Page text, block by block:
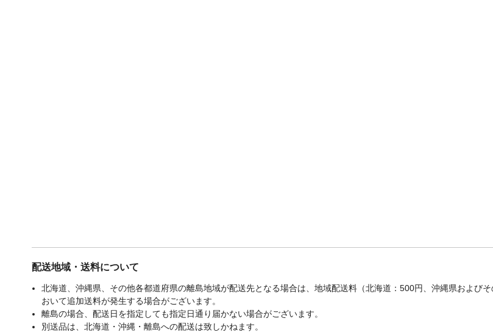
配送地域・送料について
北海道、沖縄県、その他各都道府県の離島地域が配送先となる場合は、地域配送料（北海道：500円、沖縄県および
おいて追加送料が発生する場合がございます。
離島の場合、配送日を指定しても指定日通り届かない場合がございます。
別送品は、北海道・沖縄・離島への配送は致しかねます。